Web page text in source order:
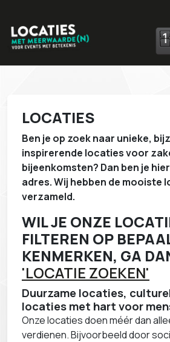
1
LOCATIES
Ben je op zoek naar unieke,
inspirerende locaties voor
bijeenkomsten? Dan ben je
adres. Wij hebben de mooiste
verzameld.
WIL JE ONZE
FILTEREN OP
KENMERKEN, GA
'LOCATIE ZOEKEN'
Duurzame locaties,
locaties met hart voor
Onze locaties doen méér dan
verdienen. Bijvoorbeeld door